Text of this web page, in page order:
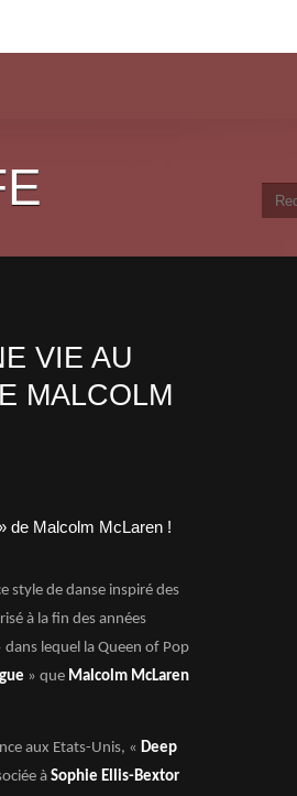
VIE AU
MALCOLM
style de danse inspiré des
à la fin des années
dans lequel la Queen of Pop
» que Malcolm McLaren
aux Etats-Unis, « Deep
àSophie Ellis-Bextor